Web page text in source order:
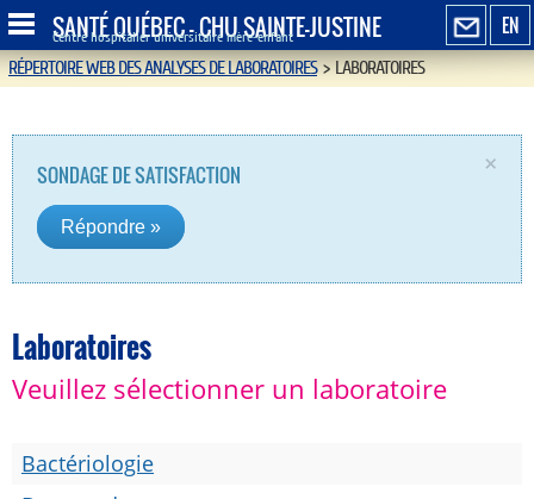
EN
SANTÉ QUÉBEC - CHU SAINTE-JUSTINE
Centre hospitalier universitaire mère-enfant
RÉPERTOIRE WEB DES ANALYSES DE LABORATOIRES>LABORATOIRES
×
SONDAGE DE SATISFACTION
Répondre »
Laboratoires
Veuillez sélectionner un laboratoire
Bactériologie